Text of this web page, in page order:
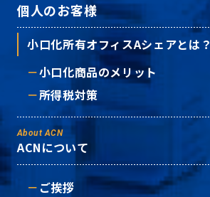
個人のお客様
小口化所有オフィスAシェアとは？
小口化商品のメリット
所得税対策
About ACN
ACNについて
ご挨拶